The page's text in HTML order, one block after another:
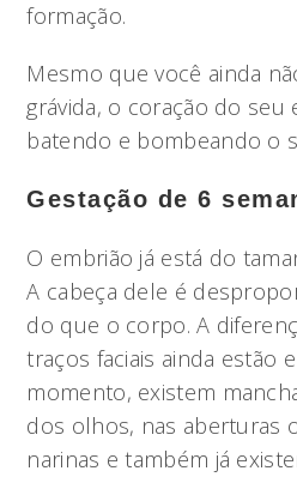
formação.
Mesmo que você ainda
grávida, o coração do seu
batendo e bombeando o
Gestação de 6
O embrião já está do
A cabeça dele é
do que o corpo. A
traços faciais ainda estão
momento, existem
dos olhos, nas aberturas
narinas e também já